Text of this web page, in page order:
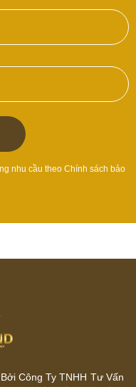
nhu cầu theo Chính sách bảo
Công Ty TNHH Tư Vấn